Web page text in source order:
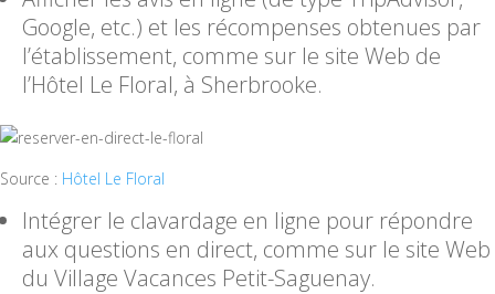
Google, etc.) et les récompenses obtenues par
l’établissement, comme sur le site Web de
l’Hôtel Le Floral, à Sherbrooke.
Source : Hôtel Le Floral
Intégrer le clavardage en ligne pour répondre
aux questions en direct, comme sur le site Web
du Village Vacances Petit-Saguenay.